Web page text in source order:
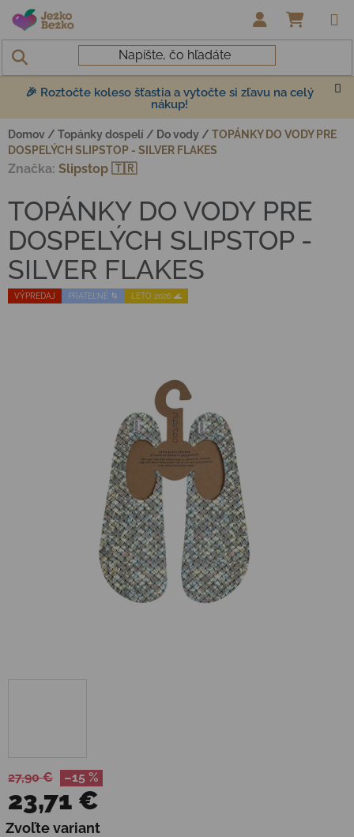
Prejsť na obsah
🎉 Roztočte koleso šťastia a vytočte si zľavu na celý
nákup!
Domov / Topánky dospelí / Do vody / TOPÁNKY DO VODY PRE
DOSPELÝCH SLIPSTOP - SILVER FLAKES
27,90 € –15 %
23,71 €
Jednotková cena:
Zvoľte variant
VÝPREDAJ PRATEĽNÉ 🌀 LETO 2026 🌊
TOPÁNKY DO VODY PRE
DOSPELÝCH SLIPSTOP -
SILVER FLAKES
Značka: Slipstop 🇹🇷